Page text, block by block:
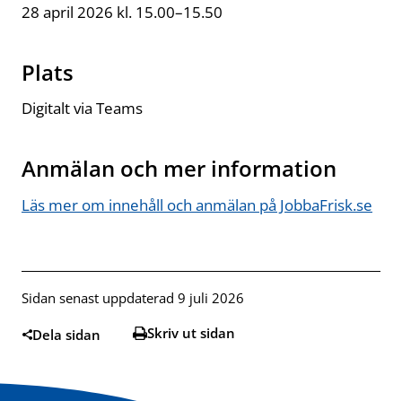
28 april 2026 kl. 15.00–15.50
Plats
Digitalt via Teams
Anmälan och mer information
Läs mer om innehåll och anmälan på JobbaFrisk.se
Sidan senast uppdaterad 9 juli 2026
Dela sidan Skriv ut sidan